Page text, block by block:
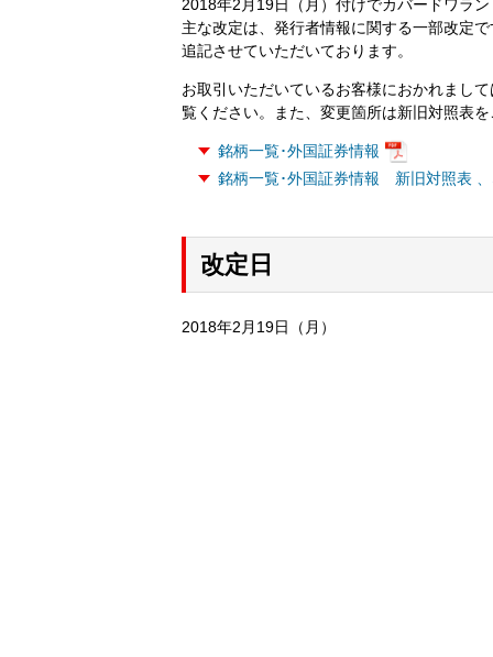
2018年2月19日（月）付けでカバードワラ
主な改定は、発行者情報に関する一部改定
追記させていただいております。
お取引いただいているお客様におかれまし
覧ください。また、変更箇所は新旧対照表
銘柄一覧･外国証券情報
銘柄一覧･外国証券情報 新旧対照表
改定日
2018年2月19日（月）